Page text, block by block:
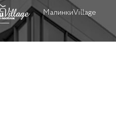
МалинкиVillage